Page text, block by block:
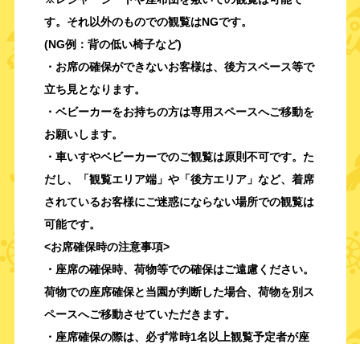
す。それ以外のものでの観覧はNGです。
(NG例：背の低い椅子など)
・お席の確保ができないお客様は、 後方スペース等で
立ち見となります。
・ ベビーカーをお持ちの方は専用スペースへご移動を
お願いします。
・車いすやベビーカーでのご観覧は原則不可です。た
だし、「観覧エリア端」や「後方エリア」 など、着席
されているお客様にご迷惑にならない場所での観覧は
可能です。
<お席確保時の注意事項>
・座席の確保時、荷物等での確保はご遠慮ください。
荷物での座席確保と当園が判断した場合、荷物を別ス
ペースへご移動させていただきます。
・座席確保の際は、必ず常時1名以上観覧予定者が座